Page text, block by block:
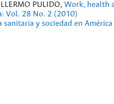
PULIDO, Work, health
Vol. 28 No. 2 (2010)
sanitaria y sociedad en